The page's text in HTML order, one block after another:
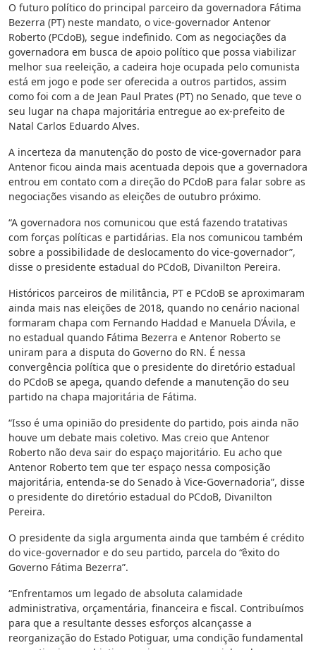
O futuro político do principal parceiro da governadora Fátima
Bezerra (PT) neste mandato, o vice-governador Antenor
Roberto (PCdoB), segue indefinido. Com as negociações da
governadora em busca de apoio político que possa viabilizar
melhor sua reeleição, a cadeira hoje ocupada pelo comunista
está em jogo e pode ser oferecida a outros partidos, assim
como foi com a de Jean Paul Prates (PT) no Senado, que teve o
seu lugar na chapa majoritária entregue ao ex-prefeito de
Natal Carlos Eduardo Alves.
A incerteza da manutenção do posto de vice-governador para
Antenor ficou ainda mais acentuada depois que a governadora
entrou em contato com a direção do PCdoB para falar sobre as
negociações visando as eleições de outubro próximo.
“A governadora nos comunicou que está fazendo tratativas
com forças políticas e partidárias. Ela nos comunicou também
sobre a possibilidade de deslocamento do vice-governador”,
disse o presidente estadual do PCdoB, Divanilton Pereira.
Históricos parceiros de militância, PT e PCdoB se aproximaram
ainda mais nas eleições de 2018, quando no cenário nacional
formaram chapa com Fernando Haddad e Manuela D’Ávila, e
no estadual quando Fátima Bezerra e Antenor Roberto se
uniram para a disputa do Governo do RN. É nessa
convergência política que o presidente do diretório estadual
do PCdoB se apega, quando defende a manutenção do seu
partido na chapa majoritária de Fátima.
“Isso é uma opinião do presidente do partido, pois ainda não
houve um debate mais coletivo. Mas creio que Antenor
Roberto não deva sair do espaço majoritário. Eu acho que
Antenor Roberto tem que ter espaço nessa composição
majoritária, entenda-se do Senado à Vice-Governadoria”, disse
o presidente do diretório estadual do PCdoB, Divanilton
Pereira.
O presidente da sigla argumenta ainda que também é crédito
do vice-governador e do seu partido, parcela do “êxito do
Governo Fátima Bezerra”.
“Enfrentamos um legado de absoluta calamidade
administrativa, orçamentária, financeira e fiscal. Contribuímos
para que a resultante desses esforços alcançasse a
reorganização do Estado Potiguar, uma condição fundamental